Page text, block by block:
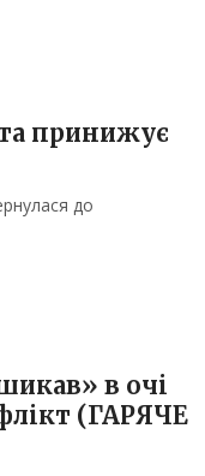
принижує
до
в очі
(ГАРЯЧЕ